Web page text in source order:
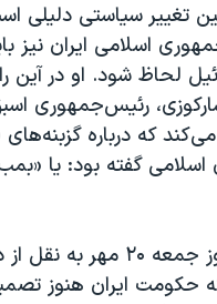
تغییر سیاستی دلیلی
اسلامی ایران نیز
لحاظ شود. او در آین
رئیس‌جمهوری
اشاره می‌کند که درباره
گفته بود: یا «بمب
خبرگزاری رویترز روز جمعه ۲۰
حکومت ایران هنوز